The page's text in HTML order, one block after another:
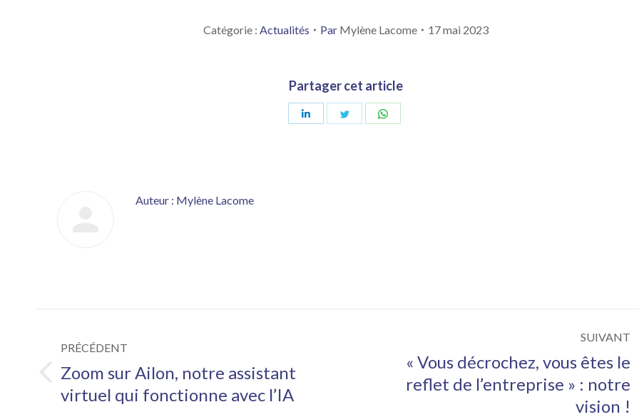
Catégorie : Actualités Par Mylène Lacome 17 mai 2023
Partager cet article
PartagerPartagerPartager
Auteur : Mylène Lacome
article
PRÉCÉDENT
Article
précédent
Zoom sur Ailon, notre assistant
virtuel qui fonctionne avec l’IA
SUIVANT
« Vous décrochez, vous êtes le
reflet de l’entreprise » : notre
vision !